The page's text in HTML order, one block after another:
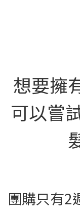
想要擁
可以嘗
團購只有2